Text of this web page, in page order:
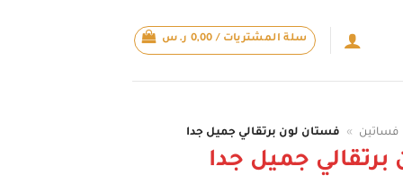
سلة المشتريات / 0,00 ر.س
فساتين » فستان لون برتقالي جميل جدا
جميل جدا